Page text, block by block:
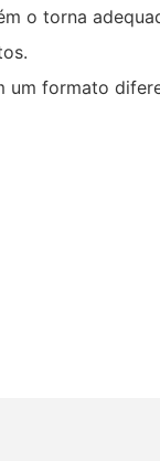
o torna
um formato